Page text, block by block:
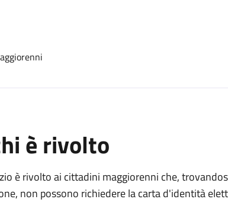
è rivolto
è rivolto ai cittadini maggiorenni che,
non possono richiedere la carta d'identità